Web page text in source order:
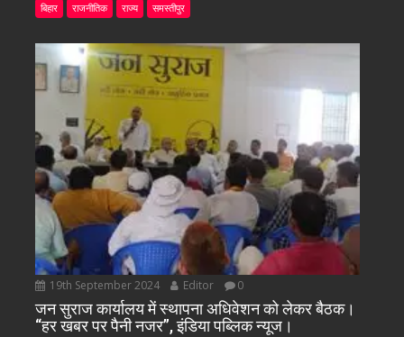
बिहार राजनीतिक राज्य समस्तीपुर
19th September 2024 Editor 0
जन सुराज कार्यालय में स्थापना अधिवेशन को लेकर बैठक।
“हर खबर पर पैनी नजर”, इंडिया पब्लिक न्यूज।